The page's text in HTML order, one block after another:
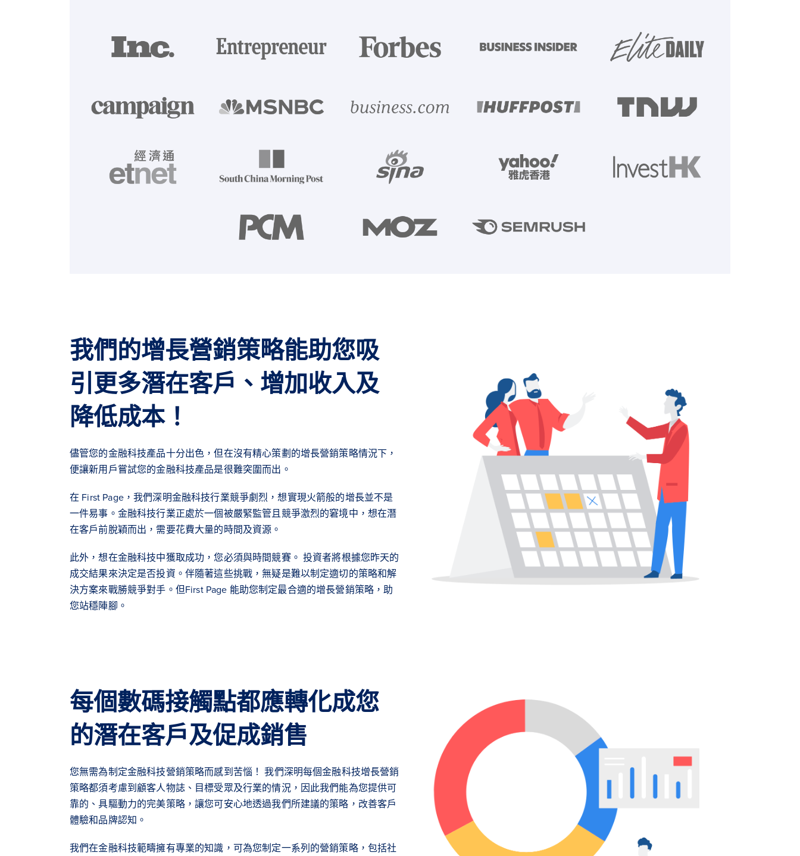
我們的增長營銷策略能助您吸
引更多潛在客戶、增加收入及
降低成本！
儘管您的金融科技產品十分出色，但在沒有精心策劃的增長營銷策略情況下，
便讓新用戶嘗試您的金融科技產品是很難突圍而出。
在 First Page，我們深明金融科技行業競爭劇烈，想實現火箭般的增長並不是
一件易事。金融科技行業正處於一個被嚴緊監管且競爭激烈的窘境中，想在潛
在客戶前脫穎而出，需要花費大量的時間及資源。
此外，想在金融科技中獲取成功，您必須與時間競賽。 投資者將根據您昨天的
成交結果來決定是否投資。伴隨著這些挑戰，無疑是難以制定適切的策略和解
決方案來戰勝競爭對手。但First Page 能助您制定最合適的增長營銷策略，助
您站穩陣腳。
每個數碼接觸點都應轉化成您
的潛在客戶及促成銷售
您無需為制定金融科技營銷策略而感到苦惱！ 我們深明每個金融科技增長營銷
策略都須考慮到顧客人物誌、目標受眾及行業的情況，因此我們能為您提供可
靠的、具驅動力的完美策略，讓您可安心地透過我們所建議的策略，改善客戶
體驗和品牌認知。
我們在金融科技範疇擁有專業的知識，可為您制定一系列的營銷策略，包括社